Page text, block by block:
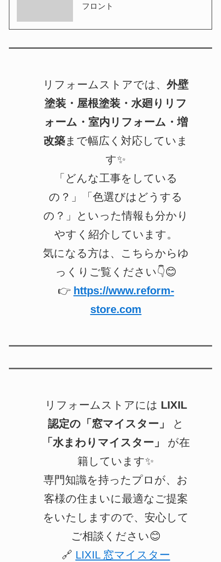
フロント
リフォームストアでは、外壁
塗装・屋根塗装・水廻りリフ
ォーム・室内リフォーム・増
改築まで幅広く対応していま
す✨
「どんな工事をしている
の？」「色選びはどうする
の？」といった情報も分かり
やすく紹介しています。
気になる方は、こちらからゆ
っくりご覧ください👇😊
👉 https://www.reform-
store.com
リフォームストアには LIXIL
認定の「窓マイスター」
と
「水まわりマイスター」
が在
籍しています✨
専門知識を持ったプロが、お
客様の住まいに最適なご提案
をいたしますので、安心して
ご相談ください😊
🔗 LIXIL 窓マイスター